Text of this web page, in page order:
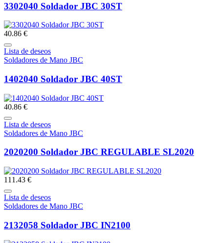
3302040 Soldador JBC 30ST
40.86 €
Lista de deseos
Soldadores de Mano JBC
1402040 Soldador JBC 40ST
40.86 €
Lista de deseos
Soldadores de Mano JBC
2020200 Soldador JBC REGULABLE SL2020
111.43 €
Lista de deseos
Soldadores de Mano JBC
2132058 Soldador JBC IN2100